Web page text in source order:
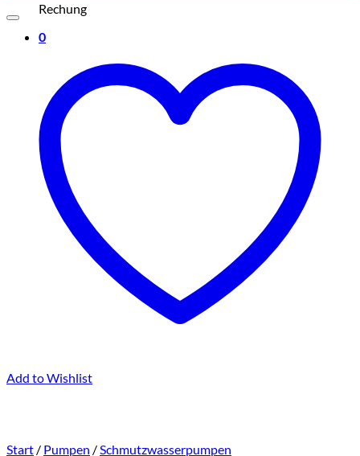
Rechung
0
Add to Wishlist
Start / Pumpen /Schmutzwasserpumpen